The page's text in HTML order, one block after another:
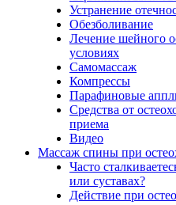
Устранение
Обезболивание
Лечение шейного
условиях
Самомассаж
Компрессы
Парафиновые
Средства от
приема
Видео
Массаж спины при
Часто
или суставах?
Действие при